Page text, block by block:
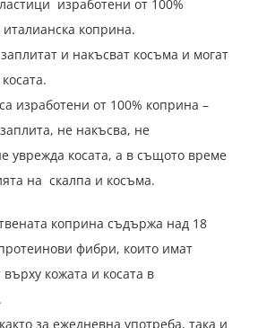
изработени от 100%
коприна.
и накъсват косъма и могат
изработени от 100% коприна –
не накъсва, не
уврежда косата, а в същото време
на скалпа и косъма.
коприна съдържа над 18
фибри, които имат
кожата и косата в
за ежедневна употреба, така и